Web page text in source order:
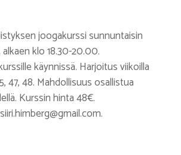
joogakurssi sunnuntaisin
klo 18.30-20.00.
käynnissä. Harjoitus viikoilla
47, 48. Mahdollisuus osallistua
Kurssin hinta 48€.